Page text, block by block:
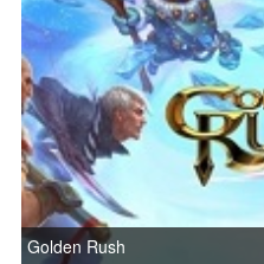
Golden Rush